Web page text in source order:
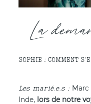
La
SOPHIE : COMMENT
Inde, lors de notre